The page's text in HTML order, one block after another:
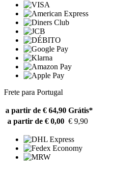
Frete para Portugal
a partir de € 64,90 Grátis*
a partir de € 0,00 € 9,90